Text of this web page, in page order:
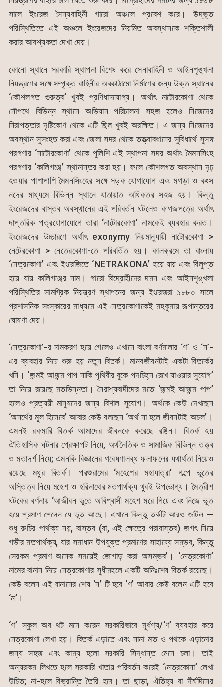
সালে ইংরেজ সৈন্যবাহিনী গারো অঞ্চলে প্রবেশ করে। উদ্ভূত
পরিস্থিতিতে এই অঞ্চলে ইংরেজদের নিয়মিত অবস্থানকে শক্তিশালী
করার আবশ্যকতা দেখা দেয়।
কোনো স্থানে সরকারি স্থাপনা বিশেষ করে সেনাবাহিনী ও আইনশৃঙ্খলা
নিয়ন্ত্রণের সঙ্গে সম্পৃক্ত বাহিনীর অবকাঠামো নির্মাণের জন্য উক্ত স্থানের
‘কৌশলগত গুরুত্ব’ খুবই প্রণিধানযোগ্য। অর্থাৎ নাটোরকোণা থেকে
নৌপথে বিভিন্ন স্থানে অভিযান পরিচালনা সহজ হলেও নিজেদের
নিরাপত্তার দৃষ্টিকোণ থেকে এটি ছিল খুবই অরক্ষিত। এ জন্য নিজেদের
অবস্থান সুসংহত করা এবং জেলা সদর থেকে তত্ত্বাবধানের সুবিধার্থে সুসঙ্গ
পরগণার ‘নাটোরকোণা’ থেকে পুলিশি এই স্থাপনা সদর অর্থাৎ মৈমনসিংহ
পরগণার ‘কালিগঞ্জে’ স্থানান্তর করা হয়। ফলে কৌশলগত অবস্থান দৃঢ়
হওয়ার পাশাপাশি মৈমনসিংহের সঙ্গে সড়ক যোগাযোগ এবং মগড়া ও কংস
নদের মাধ্যমে বিভিন্ন স্থানে যাতায়াত অধিকতর সহজ হয়। কিন্তু
ইংরেজদের বাস্তব অবস্থানের এই পরিবর্তন ঘটলেও কাগজপত্রে অর্থাৎ
দাপ্তরিক পত্রযোগাযোগে তারা ‘নাটোরকোণা’ নামকেই ব্যবহার করত।
ইংরেজদের উচ্চারণে অর্থাৎ exonymy নিয়মানুযায়ী নাটোরকোণা >
নেটেরকোণা > নেতেরকোণা-তে পরিবর্তিত হয়। কালক্রমে তা বাংলায়
‘নেত্রকোণা’ এবং ইংরেজিতে ‘NETRAKONA’ হয়ে যায় এবং বিলুপ্ত
হয়ে যায় কালিগঞ্জের নাম। গারো বিদ্রোহীদের দমন এবং আইনশৃঙ্খলা
পরিস্থিতির সামগ্রিক নিয়ন্ত্রণ স্থাপনের জন্য ইংরেজরা ১৮৮০ সালে
প্রশাসনিক সংস্কারের মাধ্যমে এই নেত্রকোণাকেই মহকুমায় রূপান্তরের
ঘোষণা দেয়।
‘নেত্রকোণা’-র নামকরণ হয়ে গেলেও এখানে বাংলা বর্ণমালার ‘ণ’ ও ‘ন’-
এর ব্যবহার নিয়ে শুরু হয় নতুন বিতর্ক। মানবজীবনটাই একটা বিতর্কের
খনি। ‘জন্মই আজন্ম পাপ নাকি পৃথিবীর বুকে পদচিহ্ন রেখে যাওয়ার সুযোগ’
তা নিয়ে রয়েছে মতভিন্নতা। নৈরাশ্যবাদীদের মতে ‘জন্মই আজন্ম পাপ’
হলেও প্রত্যয়ী মানুষদের জন্য বিশাল সুযোগ। অর্থকে কেউ দেখছেন
‘অনর্থের মূল হিসেবে’ আবার কেউ বলছেন ‘অর্থ না হলে জীবনটাই অচল’।
এমনই রকমারি বিতর্ক আমাদের জীবনকে করেছে রঙিন। বিতর্ক হয়
ঐতিহাসিক ঘটনার প্রেক্ষাপট নিয়ে, অর্থনৈতিক ও সামাজিক বিভিন্ন তত্ত্ব
ও মতাদর্শ নিয়ে; এমনকি বিজ্ঞানের গবেষণালব্ধ ফলাফলের যথার্থতা নিয়েও
রয়েছে মধুর বিতর্ক। পরশুরামের ‘মহেশের মহাযাত্রা’ গল্পে ভূতের
অস্তিত্ব নিয়ে মহেশ ও হরিনাথের মতপার্থক্য খুবই উপভোগ্য। মৈত্রীশ
ঘটকের বর্ণনায় ‘আজীবন ভূতে অবিশ্বাসী মহেশ মরে গিয়ে এবং নিজে ভূত
হয়ে প্রমাণ পেলেন যে ভূত আছে। এখানে কিন্তু তর্কটি আরও জটিল —
শুধু রুচির পার্থক্য নয়, বাস্তব (বা, এই ক্ষেত্রে পরাবাস্তব) জগৎ নিয়ে
গভীর মতপার্থক্য, যার সমাধান উপযুক্ত প্রমাণের সাহায্যে সম্ভব, কিন্তু
সেরকম প্রমাণ অনেক সময়েই জোগাড় করা অসম্ভব’। ‘নেত্রকোণা’
নামের বানান নিয়ে নেত্রকোণার সুধীমহলে একটি অনিঃশেষ বিতর্ক রয়েছে।
কেউ বলেন এই বানানের শেষ ‘ন’ টি হবে ‘ণ’ আবার কেউ বলেন এটি হবে
‘ন’।
‘ণ’ স্কুল অব থট মনে করেন সরকারিভাবে মূর্ধণ্য/‘ণ’ ব্যবহার করে
নেত্রকোণা লেখা হয়। বিতর্ক এড়াতে এবং নানা মত ও পথকে এড়ানোর
জন্য সহজ এবং কাম্য হলো সরকারি সিদ্ধান্ত মেনে চলা। তাই
অন্যরকম লিখতে হলে সরকারি খাতায় পরিবর্তন করেই ‘নেত্রকোনা’ লেখা
উচিত; না-হলে বিভ্রান্তি তৈরি হবে। তা ছাড়া, ঐতিহ্য বা দীর্ঘদিনের